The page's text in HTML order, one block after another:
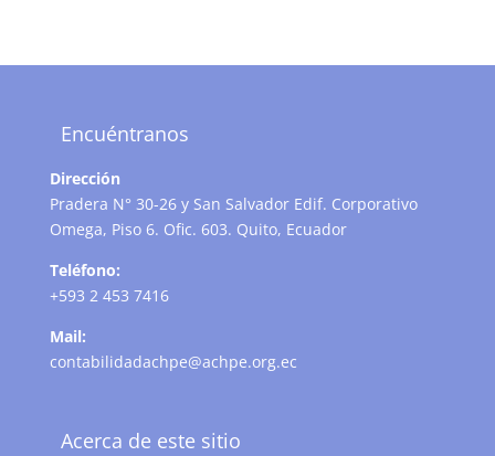
Encuéntranos
Dirección
Pradera N° 30-26 y San Salvador Edif. Corporativo
Omega, Piso 6. Ofic. 603. Quito, Ecuador
Teléfono:
+593 2 453 7416
Mail:
contabilidadachpe@achpe.org.ec
Acerca de este sitio